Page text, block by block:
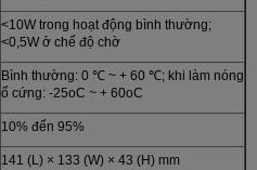
<10W trong hoạt động bình thường;
<0,5W ở chế độ chờ
Bình thường: 0 ℃ ~ + 60 ℃; khi làm nóng
ổ cứng: -25oC ~ + 60oC
10% đến 95%
141 (L) × 133 (W) × 43 (H) mm